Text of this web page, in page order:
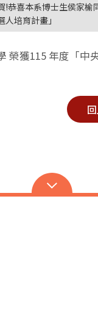
!恭喜本系博士生侯家榆
人培育計畫」
榮獲115 年度「中